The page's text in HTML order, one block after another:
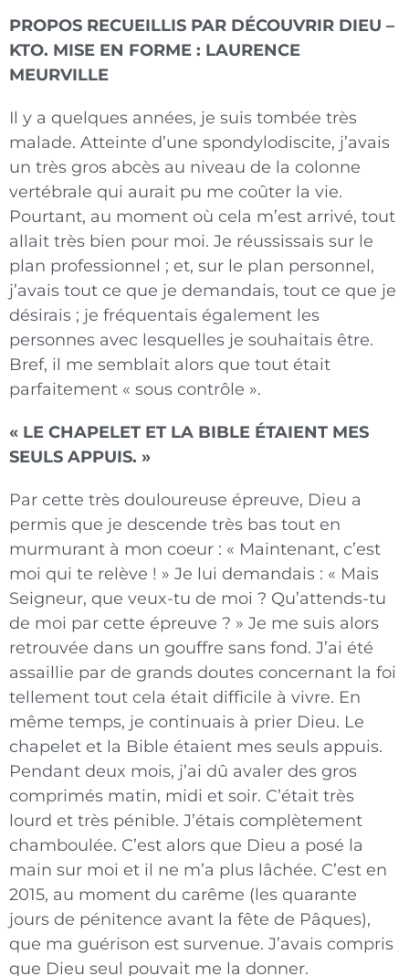
PROPOS RECUEILLIS PAR DÉCOUVRIR DIEU –
KTO. MISE EN FORME : LAURENCE
MEURVILLE
Il y a quelques années, je suis tombée très
malade. Atteinte d’une spondylodiscite, j’avais
un très gros abcès au niveau de la colonne
vertébrale qui aurait pu me coûter la vie.
Pourtant, au moment où cela m’est arrivé, tout
allait très bien pour moi. Je réussissais sur le
plan professionnel ; et, sur le plan personnel,
j’avais tout ce que je demandais, tout ce que je
désirais ; je fréquentais également les
personnes avec lesquelles je souhaitais être.
Bref, il me semblait alors que tout était
parfaitement « sous contrôle ».
« LE CHAPELET ET LA BIBLE ÉTAIENT MES
SEULS APPUIS. »
Par cette très douloureuse épreuve, Dieu a
permis que je descende très bas tout en
murmurant à mon coeur : « Maintenant, c’est
moi qui te relève ! » Je lui demandais : « Mais
Seigneur, que veux-tu de moi ? Qu’attends-tu
de moi par cette épreuve ? » Je me suis alors
retrouvée dans un gouffre sans fond. J’ai été
assaillie par de grands doutes concernant la foi
tellement tout cela était difficile à vivre. En
même temps, je continuais à prier Dieu. Le
chapelet et la Bible étaient mes seuls appuis.
Pendant deux mois, j’ai dû avaler des gros
comprimés matin, midi et soir. C’était très
lourd et très pénible. J’étais complètement
chamboulée. C’est alors que Dieu a posé la
main sur moi et il ne m’a plus lâchée. C’est en
2015, au moment du carême (les quarante
jours de pénitence avant la fête de Pâques),
que ma guérison est survenue. J’avais compris
que Dieu seul pouvait me la donner.